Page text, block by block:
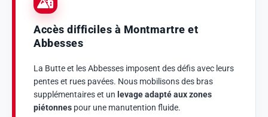
Accès difficiles à Montmartre et
Abbesses
La Butte et les Abbesses imposent des défis avec leurs
pentes et rues pavées. Nous mobilisons des bras
supplémentaires et un levage adapté aux zones
piétonnes pour une manutention fluide.